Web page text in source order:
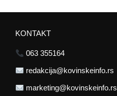
KONTAKT
063 355164
redakcija@kovinskeinfo.rs
marketing@kovinskeinfo.rs